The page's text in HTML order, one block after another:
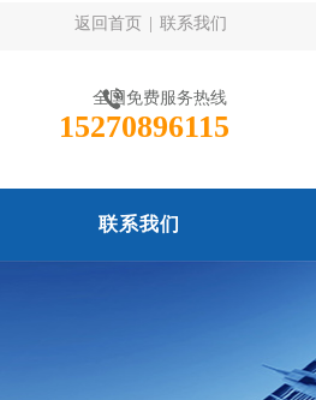
返回首页 联系我们
全国免费服务热线
15270896115
联系我们